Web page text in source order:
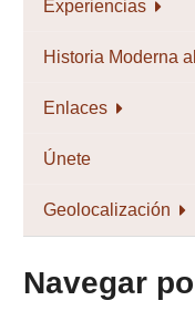
Experiencias
Historia Moderna
Enlaces
Únete
Geolocalización
Navegar